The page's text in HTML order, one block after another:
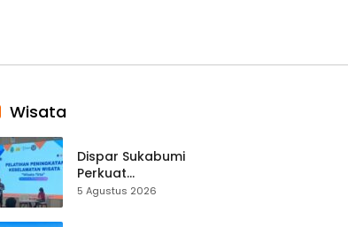
Wisata
Dispar Sukabumi
Perkuat
Keselamatan
5 Agustus 2026